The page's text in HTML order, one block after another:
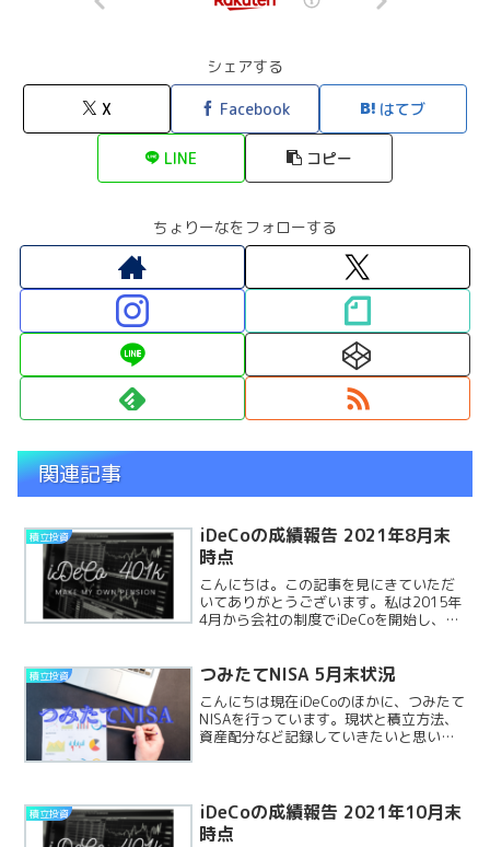
シェアする
X Facebook はてブ
LINE コピー
ちょりーなをフォローする
関連記事
積立投資
iDeCoの成績報告 2021年8月末
時点
こんにちは。この記事を見にきていただ
いてありがとうございます。私は2015年
4月から会社の制度でiDeCoを開始し、転
額の23000円で毎月拠出しています。私
積立投資 つみたてNISA 5月末状況
こんにちは現在iDeCoのほかに、つみたて
NISAを行っています。現状と積立方法、
資産配分など記録していきたいと思いま
分を積みReadMore...
積立投資
iDeCoの成績報告 2021年10月末
時点